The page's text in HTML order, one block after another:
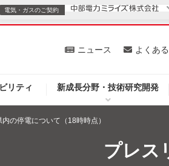
リティ 新成長分野・技術研究開発
ニュース よくあ
ご案内
電気・ガスのご契約
個人のお客さま
内の停電について（18時時点）
プレス